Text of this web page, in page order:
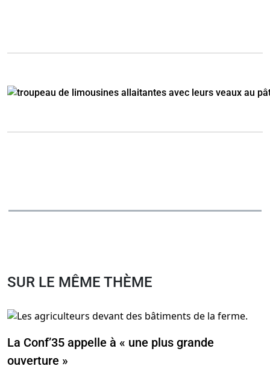
SUR LE MÊME THÈME
La Conf’35 appelle à « une plus grande
ouverture »